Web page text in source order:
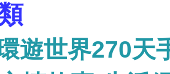
遊世界270天